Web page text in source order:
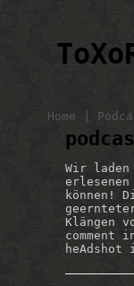
Home
Wir
erlesenen
können!
Klängen
comment